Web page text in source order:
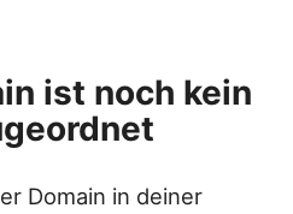
ist noch kein
Domain in deiner